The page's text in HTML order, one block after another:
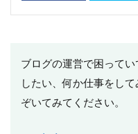
ブログの運営で困って
したい、何か仕事をし
ぞいてみてください。